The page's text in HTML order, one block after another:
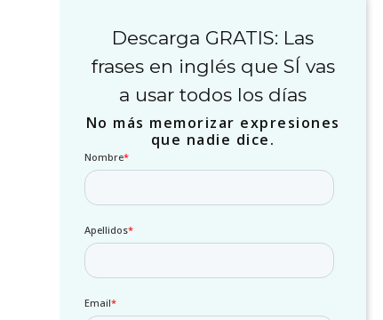
Descarga GRATIS: Las
frases en inglés que SÍ vas
a usar todos los días
No más memorizar expresiones
que nadie dice.